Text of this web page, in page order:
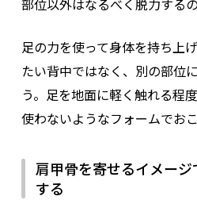
部位以外はなるべく脱力するの
足の力を使って身体を持ち上
たい背中ではなく、別の部位
う。足を地面に軽く触れる程
使わないようなフォームでお
肩甲骨を寄せるイメー
する